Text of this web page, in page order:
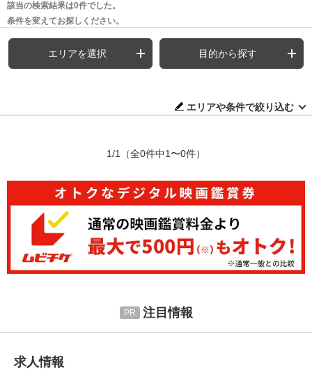
該当の検索結果は0件でした。
条件を変えてお探しください。
エリアを選択 目的から探す
エリアや条件で絞り込む
1/1 （全0件中1〜0件）
注目情報
求人情報